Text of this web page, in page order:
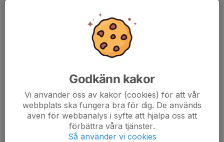
Godkänn kakor
Vi använder oss av kakor (cookies) för att vår
webbplats ska fungera bra för dig. De används
även för webbanalys i syfte att hjälpa oss att
förbättra våra tjänster.
Så använder vi cookies